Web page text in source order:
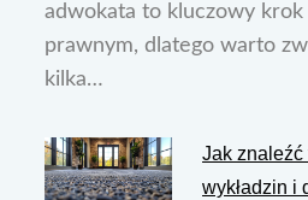
adwokata to kluczowy
prawnym, dlatego warto
kilka…
Jak znaleźć
wykładzin i